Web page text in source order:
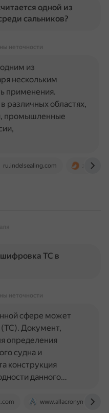
одной из
сальников?
неточности
ru.indelsealing.com xn----
из
нескольким
применения.
различных областях,
промышленные
TC в
неточности
www.allacronyms.com
сфере может
Документ,
определения
судна и
конструкция
данного…